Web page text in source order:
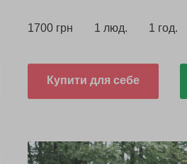
1700 грн 1 люд. 1 год.
Купити для себе